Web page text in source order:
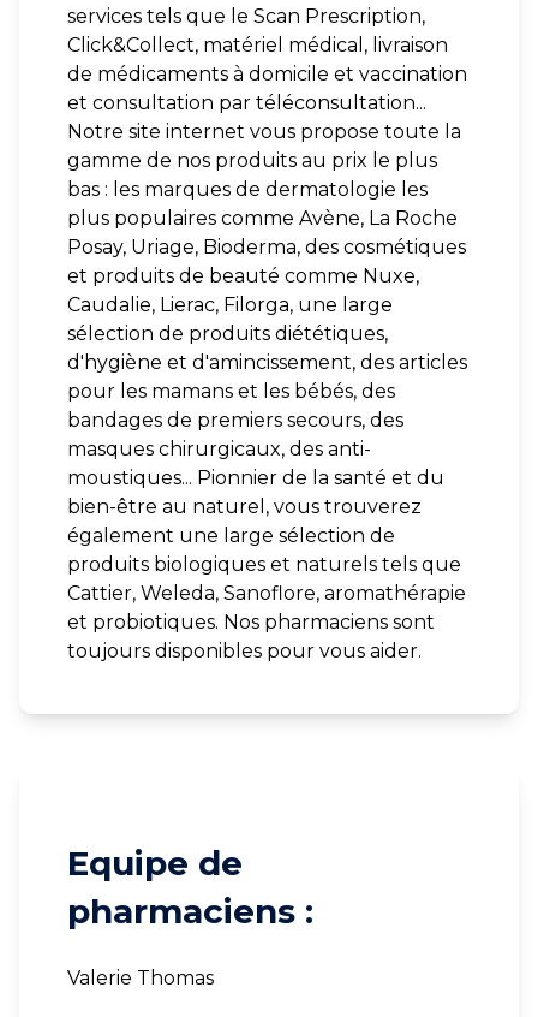
services tels que le Scan Prescription,
Click&Collect, matériel médical, livraison
de médicaments à domicile et vaccination
et consultation par téléconsultation...
Notre site internet vous propose toute la
gamme de nos produits au prix le plus
bas : les marques de dermatologie les
plus populaires comme Avène, La Roche
Posay, Uriage, Bioderma, des cosmétiques
et produits de beauté comme Nuxe,
Caudalie, Lierac, Filorga, une large
sélection de produits diététiques,
d'hygiène et d'amincissement, des articles
pour les mamans et les bébés, des
bandages de premiers secours, des
masques chirurgicaux, des anti-
moustiques... Pionnier de la santé et du
bien-être au naturel, vous trouverez
également une large sélection de
produits biologiques et naturels tels que
Cattier, Weleda, Sanoflore, aromathérapie
et probiotiques. Nos pharmaciens sont
toujours disponibles pour vous aider.
Equipe de
pharmaciens :
Valerie Thomas